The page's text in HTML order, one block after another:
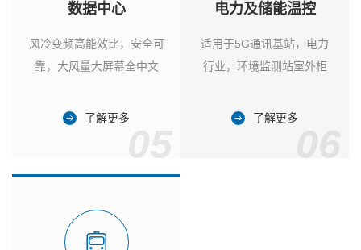
数据中心
风冷变频高能效比，安全可
靠，大风量大屏幕全中文
了解更多
电力及储能温控
适用于5G通讯基站，电力
行业，环境监测站室外柜
了解更多